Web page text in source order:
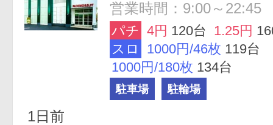
営業時間：9:00～22:45
パチ 4円 120台 1.25円
スロ
1000円/46枚 119台
1000円/180枚 134台
駐車場 駐輪場
1日前